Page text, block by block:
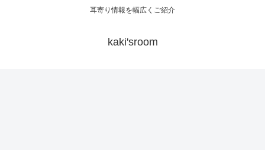
耳寄り情報を幅広くご紹介
kaki'sroom